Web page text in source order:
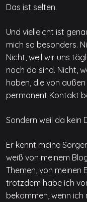
Das ist selten.
Und vielleicht ist
mich so besonders.
Nicht, weil wir uns
noch da sind. Nicht,
haben, die von
permanent Kontakt
Sondern weil da kein
Er kennt meine
weiß von meinem
Themen, von meinen
trotzdem habe ich
bekommen, wenn